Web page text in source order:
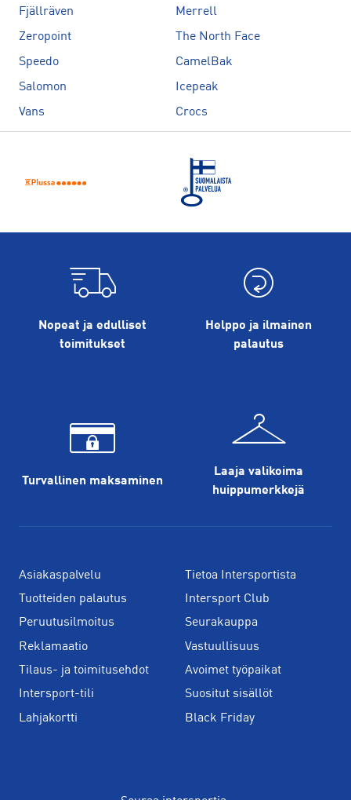
Fjällräven
Merrell
Zeropoint
The North Face
Speedo
CamelBak
Salomon
Icepeak
Vans
Crocs
Nopeat ja edulliset
toimitukset
Helppo ja ilmainen
palautus
Turvallinen maksaminen
Laaja valikoima
huippu­merkkejä
Asiakaspalvelu
Tuotteiden palautus
Peruutusilmoitus
Reklamaatio
Tilaus- ja toimitusehdot
Intersport-tili
Lahjakortti
Tietoa Intersportista
Intersport Club
Seurakauppa
Vastuullisuus
Avoimet työpaikat
Suositut sisällöt
Black Friday